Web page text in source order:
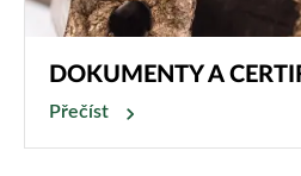
DOKUMENTY A
Přečíst